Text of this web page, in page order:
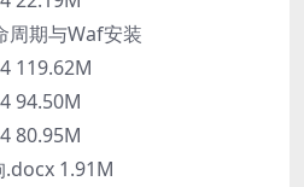
期与Waf安装
119.62M
94.50M
80.95M
1.91M